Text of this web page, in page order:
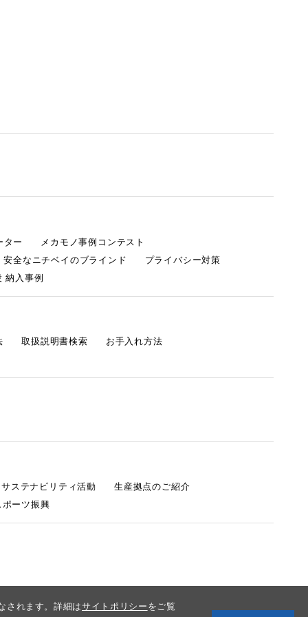
されます。詳細はサイトポリシー をご覧
ター
メカモノ事例コンテスト
安全なニチベイのブラインド
プライバシー対策
納入事例
取扱説明書検索
お手入れ方法
ステナビリティ活動
生産拠点のご紹介
ポーツ振興